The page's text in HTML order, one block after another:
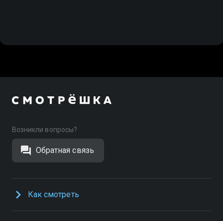
Возникли вопросы?
Обратная связь
Как смотреть